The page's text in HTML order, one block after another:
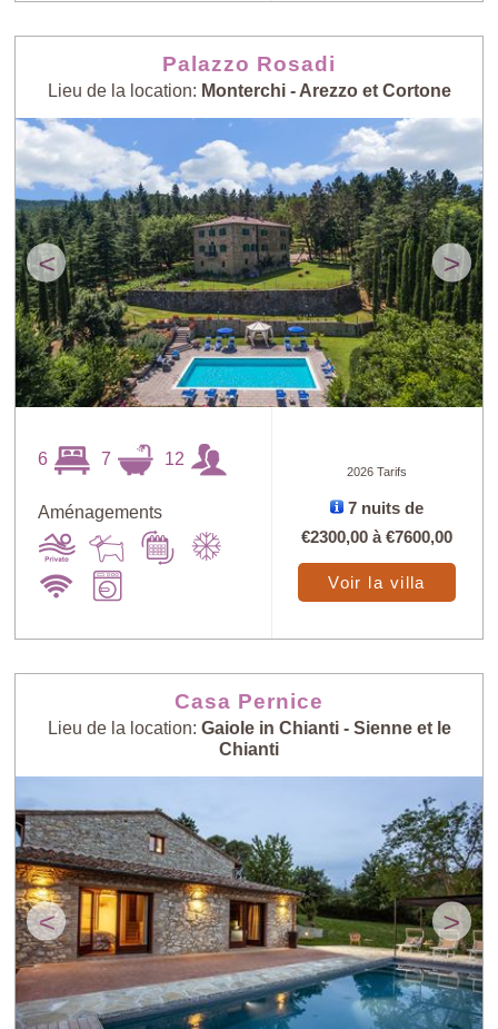
Palazzo Rosadi
Lieu de la location: Monterchi - Arezzo et Cortone
< >
6 7 12
Aménagements
2026 Tarifs
7 nuits de
€2300,00 à€7600,00
Voir la villa
Casa Pernice
Lieu de la location: Gaiole in Chianti - Sienne et le
Chianti
< >